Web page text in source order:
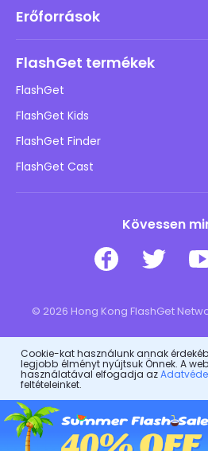
DMCA irányelv
Adatvédelmi irányelvek
Hirdetési irányelvek
Ne adja el az adataimat
Erőforrások
Gyermekek online biztonsága
Letöltés
FlashGet termékek
FlashGet
FlashGet Kids
FlashGet Finder
FlashGet Cast
Kövessen
© 2026 Hong Kong FlashGet
Cookie-kat használunk annak
legjobb élményt nyújtsuk Önnek. A
használatával elfogadja az
feltételeinket.